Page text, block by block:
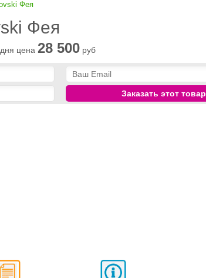
Фея
Фея
цена 28 500 руб
Заказать этот товар